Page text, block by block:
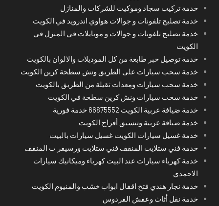
خدمة تركيب سجاد وموكيت للشركات والمنازل
خدمة تصليح تلفونات و جوالات هواوي اندرويد في الكويت
خدمة تصليح تلفونات و جوالات و موبايلات في المنزل في
الكويت
خدمة توصيل حبر طابعة من كل الموديلات والالوان بالكويت
خدمة سحب سيارات على الطريق ونش سطحة كرين الكويت
خدمة سحب سيارات ومعدات ثقيلة من الطريق بالكويت
خدمة سحب سيارات ونش كرين سطحة في الكويت
خدمة ضيافة عربية الكويت 66875552 خدمة فورية
خدمة ضيافة عربية وتنسيق أفراح الكويت
خدمة غسيل سيارات الكويت غسيل سيارات بالبيت
خدمة فني ستلايت المنقف فني ستلايت ورسيفر ب المنقف
خدمة كهرباء سيارات عند البيت كهرباء وميكانيك سيارات
الاحمدي
خدمة نجار هندي فتح اقفال ابواب خشب والمنيوم الكويت
خدمة نقل أثاث وعفش الفردوس